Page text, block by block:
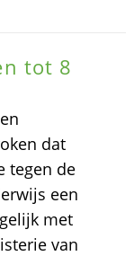
tot 8
dat
tegen de
een
met
van